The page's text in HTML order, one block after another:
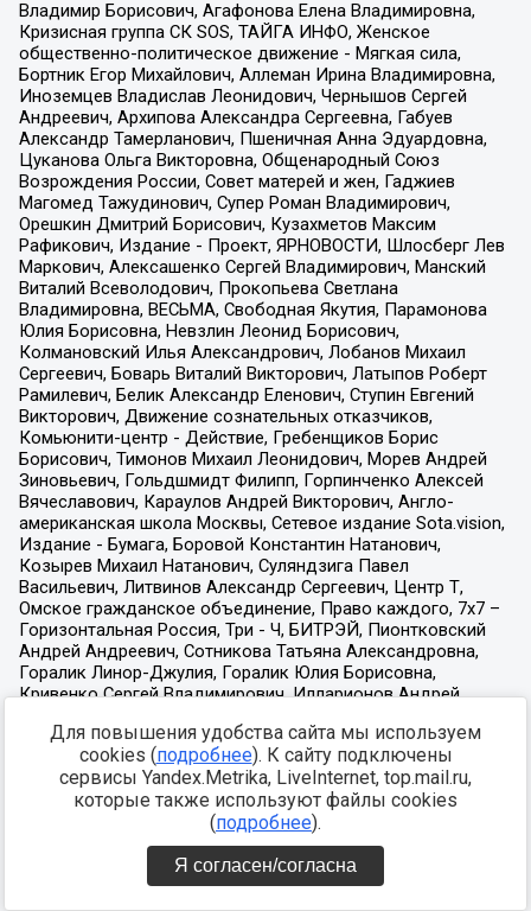
Для повышения удобства сайта мы используем
cookies (подробнее). К сайту подключены
сервисы Yandex.Metrika, LiveInternet, top.mail.ru,
которые также используют файлы cookies
(подробнее).
Я согласен/согласна